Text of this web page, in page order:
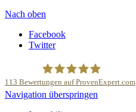
Nach oben
Facebook
Twitter
113 Bewertungen auf ProvenExpert.com
Navigation überspringen